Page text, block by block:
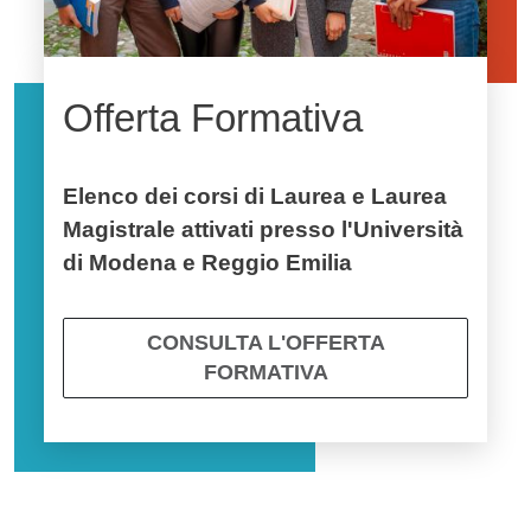
Offerta Formativa
Elenco dei corsi di Laurea e Laurea
Magistrale attivati presso l'Università
di Modena e Reggio Emilia
CONSULTA L'OFFERTA
FORMATIVA